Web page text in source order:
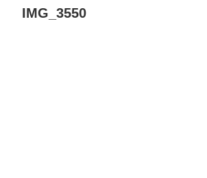
IMG_3550